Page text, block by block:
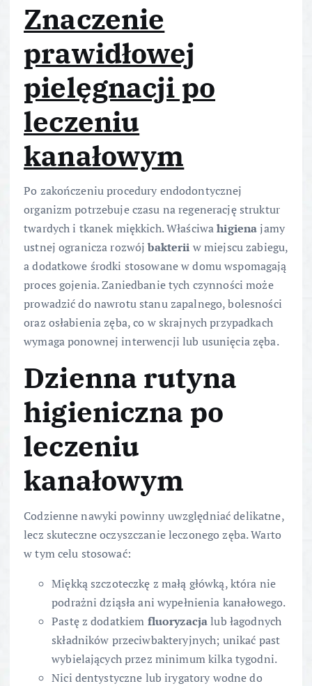
Znaczenie
prawidłowej
pielęgnacji po
leczeniu
kanałowym
Po zakończeniu procedury endodontycznej
organizm potrzebuje czasu na regenerację struktur
twardych i tkanek miękkich. Właściwahigienajamy
ustnej ogranicza rozwójbakterii w miejscu zabiegu,
a dodatkowe środki stosowane w domu wspomagają
proces gojenia. Zaniedbanie tych czynności może
prowadzić do nawrotu stanu zapalnego, bolesności
oraz osłabienia zęba, co w skrajnych przypadkach
wymaga ponownej interwencji lub usunięcia zęba.
Dzienna rutyna
higieniczna po
leczeniu
kanałowym
Codzienne nawyki powinny uwzględniać delikatne,
lecz skuteczne oczyszczanie leczonego zęba. Warto
w tym celu stosować:
Miękką szczoteczkę z małą główką, która nie
podrażni dziąsła ani wypełnienia kanałowego.
Pastę z dodatkiem fluoryzacjalub łagodnych
składników przeciwbakteryjnych; unikać past
wybielających przez minimum kilka tygodni.
Nici dentystyczne lub irygatory wodne do